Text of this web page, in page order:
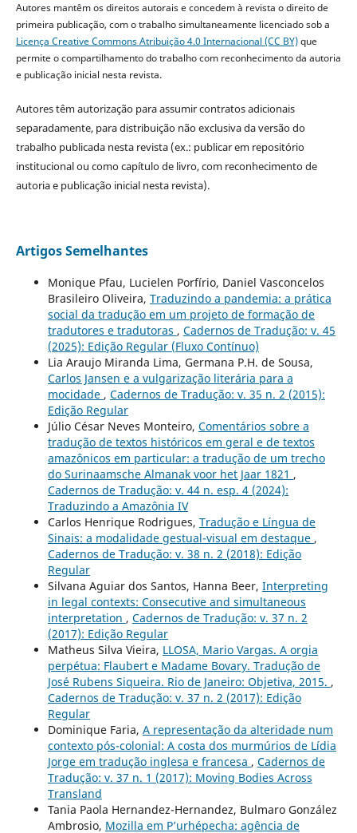
Autores mantêm os direitos autorais e concedem à revista o direito de
primeira publicação, com o trabalho simultaneamente licenciado sob a
Licença Creative Commons Atribuição 4.0 Internacional (CC BY)que
permite o compartilhamento do trabalho com reconhecimento da autoria
e publicação inicial nesta revista.
Autores têm autorização para assumir contratos adicionais
separadamente, para distribuição não exclusiva da versão do
trabalho publicada nesta revista (ex.: publicar em repositório
institucional ou como capítulo de livro, com reconhecimento de
autoria e publicação inicial nesta revista).
Artigos Semelhantes
Monique Pfau, Lucielen Porfírio, Daniel Vasconcelos
Brasileiro Oliveira, Traduzindo a pandemia: a prática
social da tradução em um projeto de formação de
tradutores e tradutoras , Cadernos de Tradução: v. 45
(2025): Edição Regular (Fluxo Contínuo)
Lia Araujo Miranda Lima, Germana P.H. de Sousa,
Carlos Jansen e a vulgarização literária para a
mocidade , Cadernos de Tradução: v. 35 n. 2 (2015):
Edição Regular
Júlio César Neves Monteiro, Comentários sobre a
tradução de textos históricos em geral e de textos
amazônicos em particular: a tradução de um trecho
do Surinaamsche Almanak voor het Jaar 1821 ,
Cadernos de Tradução: v. 44 n. esp. 4 (2024):
Traduzindo a Amazônia IV
Carlos Henrique Rodrigues, Tradução e Língua de
Sinais: a modalidade gestual-visual em destaque ,
Cadernos de Tradução: v. 38 n. 2 (2018): Edição
Regular
Silvana Aguiar dos Santos, Hanna Beer, Interpreting
in legal contexts: Consecutive and simultaneous
interpretation , Cadernos de Tradução: v. 37 n. 2
(2017): Edição Regular
Matheus Silva Vieira, LLOSA, Mario Vargas. A orgia
perpétua: Flaubert e Madame Bovary. Tradução de
José Rubens Siqueira. Rio de Janeiro: Objetiva, 2015. ,
Cadernos de Tradução: v. 37 n. 2 (2017): Edição
Regular
Dominique Faria, A representação da alteridade num
contexto pós-colonial: A costa dos murmúrios de Lídia
Jorge em tradução inglesa e francesa , Cadernos de
Tradução: v. 37 n. 1 (2017): Moving Bodies Across
Transland
Tania Paola Hernandez-Hernandez, Bulmaro González
Ambrosio, Mozilla em P’urhépecha: agência de